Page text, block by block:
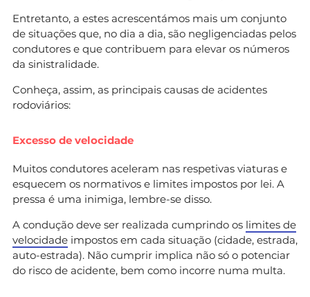
Entretanto, a estes acrescentámos mais um conjunto
de situações que, no dia a dia, são negligenciadas pelos
condutores e que contribuem para elevar os números
da sinistralidade.
Conheça, assim, as principais causas de acidentes
rodoviários:
Excesso de velocidade
Muitos condutores aceleram nas respetivas viaturas e
esquecem os normativos e limites impostos por lei. A
pressa é uma inimiga, lembre-se disso.
A condução deve ser realizada cumprindo os limites de
velocidade impostos em cada situação (cidade, estrada,
auto-estrada). Não cumprir implica não só o potenciar
do risco de acidente, bem como incorre numa multa.